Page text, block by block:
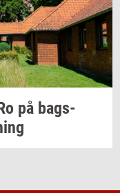
på bags­